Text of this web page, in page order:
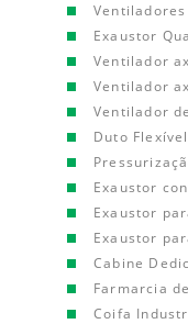
Ventiladores
Exaustor
Ventilador
Ventilador
Ventilador
Duto
Exaustor
Exaustor
Exaustor
Cabine
Farmarcia
Coifa